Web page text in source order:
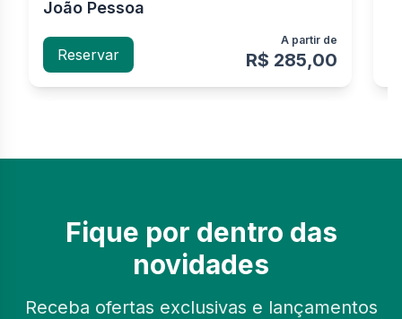
João Pessoa
Reservar
A partir de
R$ 285,00
Fique por dentro das
novidades
Receba ofertas exclusivas e lançamentos